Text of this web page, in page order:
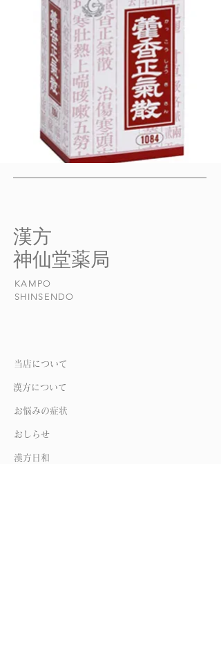
​漢方
​神仙堂薬局
KAMPO
​SHINSENDO
当店について
​漢方について​​
お悩みの症状
おしらせ
漢方日和